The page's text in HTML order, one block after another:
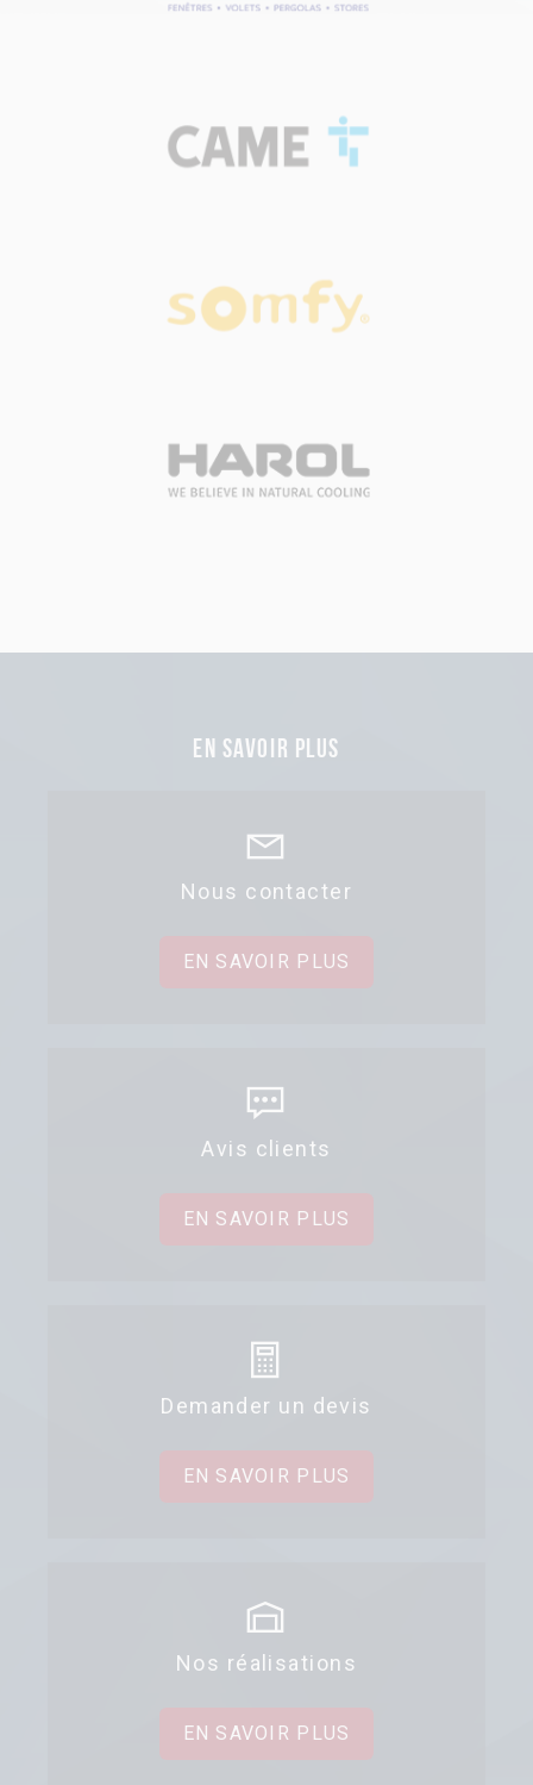
En savoir plus
Nous contacter
EN SAVOIR PLUS
Avis clients
EN SAVOIR PLUS
Demander un devis
EN SAVOIR PLUS
Nos réalisations
EN SAVOIR PLUS